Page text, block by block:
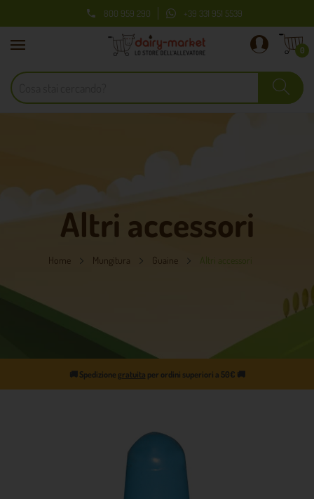
 800 959 290 +39 331 951 5539
0
Altri accessori
Home Mungitura Guaine
🚚 Spedizione gratuita per ordini superiori a 50€ 🚚